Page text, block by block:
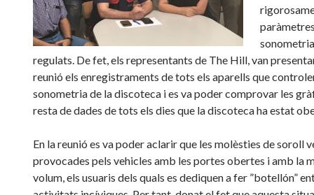
regulats. De fet, els representants de The Hill, van
reunió els enregistraments de tots els aparells que
sonometria de la discoteca i es va poder comprovar les
resta de dades de tots els dies que la discoteca ha estat
En la reunió es va poder aclarir que les molèsties de soroll
provocades pels vehicles amb les portes obertes i amb la
volum, els usuaris dels quals es dediquen a fer ”botellón”